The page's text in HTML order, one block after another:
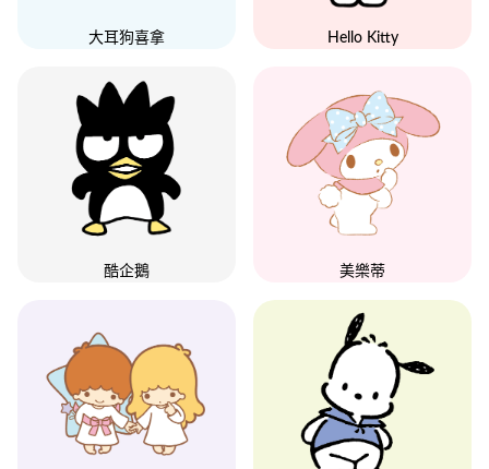
大耳狗喜拿 Hello Kitty
酷企鵝 美樂蒂